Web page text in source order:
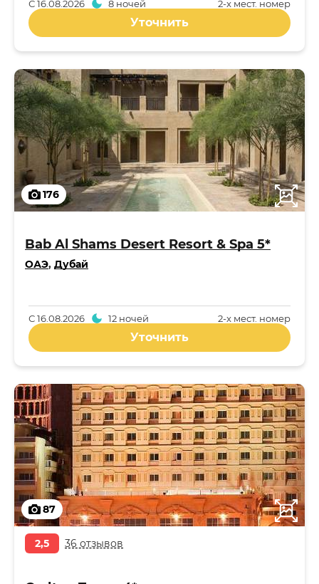
2-x мест. номер
С16.08.2026 8 ночей
Уточнить
176
Bab Al Shams Desert Resort & Spa 5*
ОАЭ, Дубай
2-x мест. номер
С16.08.2026 12 ночей
Уточнить
87
2,5 36 отзывов